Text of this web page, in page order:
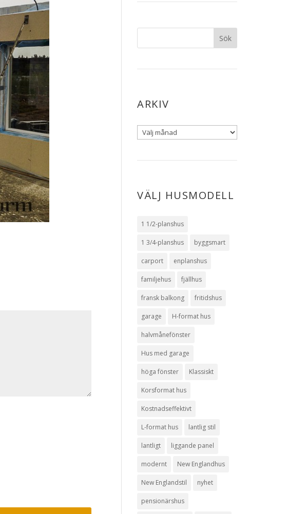
ARKIV
VÄLJ HUSMODELL
1 1/2-planshus
1 3/4-planshus byggsmart
carport enplanshus
familjehus fjällhus
fransk balkong fritidshus
garage H-format hus
halvmånefönster
Hus med garage
höga fönster Klassiskt
Korsformat hus
Kostnadseffektivt
L-format hus lantlig stil
lantligt liggande panel
modernt New Englandhus
New Englandstil nyhet
pensionärshus